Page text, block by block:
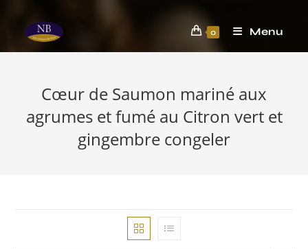
0 Menu
Cœur de Saumon mariné aux
agrumes et fumé au Citron vert et
gingembre congeler